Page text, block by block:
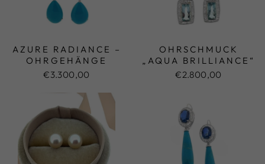
AZURE RADIANCE –
OHRGEHÄNGE
€3.300,00
OHRSCHMUCK
„AQUA BRILLIANCE“
€2.800,00